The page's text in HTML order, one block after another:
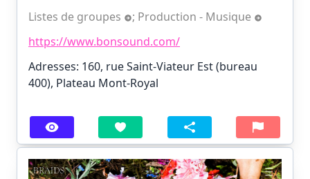
Listes de groupes ; Production - Musique
https://www.bonsound.com/
Adresses: 160, rue Saint-Viateur Est (bureau
400), Plateau Mont-Royal